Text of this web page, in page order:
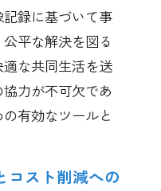
録に基づいて事
平な解決を図る
な共同生活を送
力が不可欠であ
有効なツールと
コスト削減への